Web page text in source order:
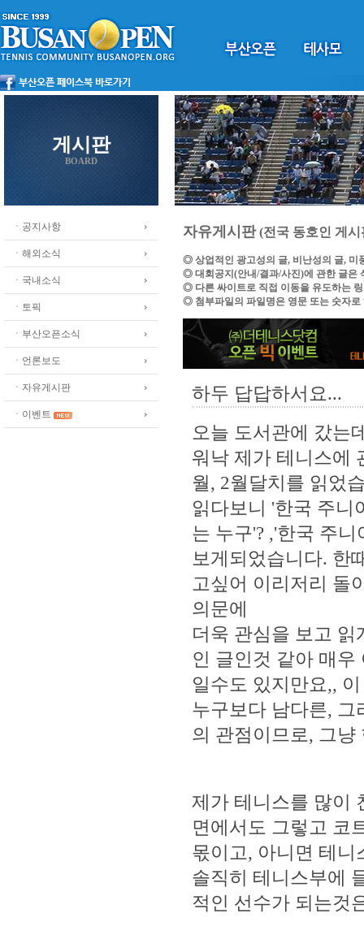
게시판
BOARD
ㆍ공지사항
ㆍ해외소식
ㆍ국내소식
ㆍ토픽
ㆍ부산오픈소식
ㆍ언론보도
ㆍ자유게시판
ㆍ이벤트
자유게시판(전국 동호인 게시
◎ 상업적인 광고성의 글, 비난성의 글, 미
◎ 대회공지(안내/결과/사진)에 관한 글은
◎ 다른 싸이트로 직접 이동을 유도하는
◎ 첨부파일의 파일명은 영문 또는 숫자로
하두 답답하서요...
오늘 도서관에 갔는
워낙 제가 테니스에
월, 2월달치를 읽었
읽다보니 '한국 주니
는 누구'? ,'한국 주
보게되었습니다. 한
고싶어 이리저리 돌
의문에
더욱 관심을 보고
인 글인것 같아 매
일수도 있지만요,,
누구보다 남다른, 그
의 관점이므로, 그냥
제가 테니스를 많이
면에서도 그렇고 코
몫이고, 아니면 테니
솔직히 테니스부에
적인 선수가 되는것